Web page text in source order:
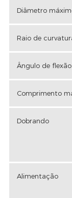
Diâmetro
Raio de
Ângulo de flexão
Comprimento
Dobrando
Alimentação